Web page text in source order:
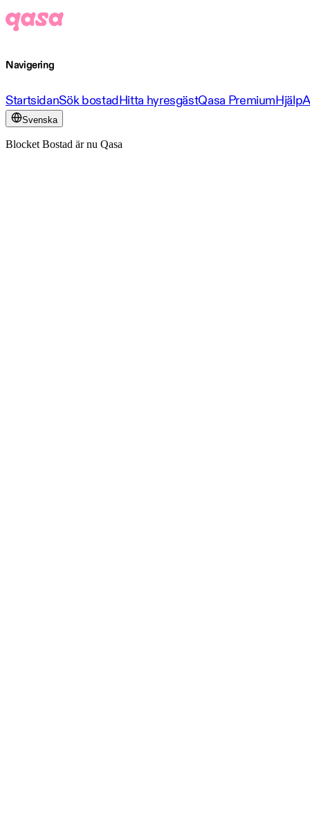
Navigering
StartsidanSök bostadHitta hyresgästQasa PremiumHjälp
Svenska
Blocket Bostad är nu Qasa